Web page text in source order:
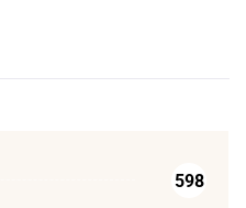
598